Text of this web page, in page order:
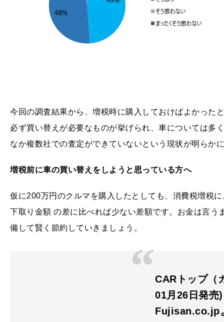
今回の調査結果から、増税時に購入しておけばよかった
必ず買い替えが必要なものが挙げられ、車については多
なか複数社での査定ができていないという現状が明らか
増税前に車の買い替えをしようと思っている方へ
仮に200万円のクルマを購入したとしても、消費税増税
下取り金額 の差に比べれば少ない差額です。お金は言
備して賢く節約していきましょう。
CARトップ（
01月26日発売)
Fujisan.co.jp